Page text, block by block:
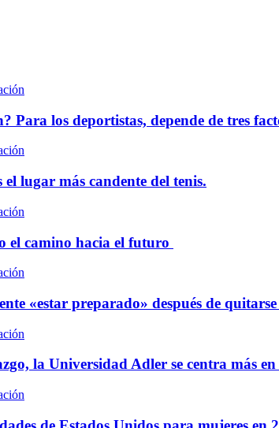
Para los deportistas, depende de tres
lugar más candente del tenis.
el camino hacia el futuro
«estar preparado» después de
la Universidad Adler se centra más en